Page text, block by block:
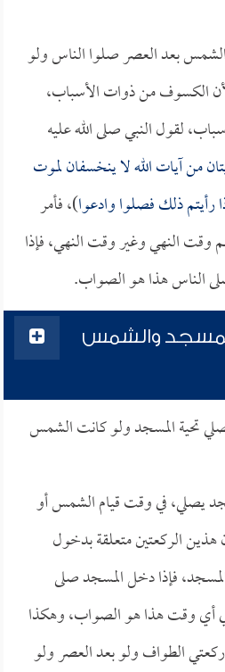
بعد العصر صلوا الناس ولو
الكسوف من ذوات الأسباب،
لقول النبي صلى الله عليه
من آيات الله لا ينخسفان لموت
رأيتم ذلك فصلوا وادعوا)، فأمر
وقت النهي وغير وقت النهي، فإذا
الناس هذا هو الصواب.
والشمس
تحية المسجد ولو كانت الشمس
يصلي، في وقت قيام الشمس أو
الركعتين متعلقة بدخول
فإذا دخل المسجد صلى
أي وقت هذا هو الصواب، وهكذا
الطواف ولو بعد العصر ولو